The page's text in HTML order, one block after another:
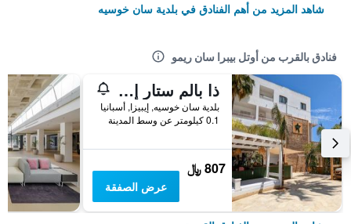
شاهد المزيد من أهم الفنادق في بلدية سان خوسيه
فنادق بالقرب من أوتل بيبرا سان ريمو
ذا بالم ستار إيبيزا - ٔلبالغين فقط
بلدية سان خوسيه, إيبيزا, أسبانيا
0.1 كيلومتر عن وسط المدينة
807 ﷼
عرض الصفقة